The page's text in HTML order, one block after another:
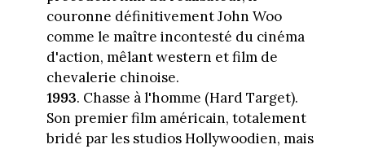
couronne définitivement John Woo
comme le maître incontesté du cinéma
d'action, mêlant western et film de
chevalerie chinoise.
1993. Chasse à l'homme (Hard Target).
Son premier film américain, totalement
bridé par les studios Hollywoodien, mais